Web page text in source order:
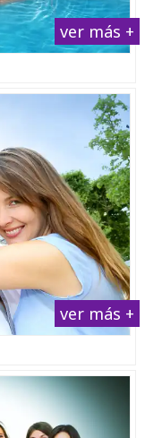
ver más +
ver más +